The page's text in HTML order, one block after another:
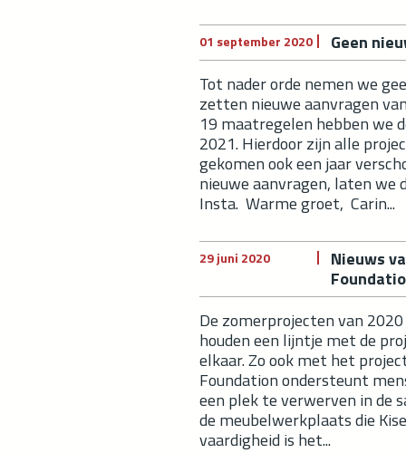
01 september 2020
Geen
Tot nader orde nemen we
zetten nieuwe aanvragen
19 maatregelen hebben we
2021. Hierdoor zijn alle
gekomen ook een jaar
nieuwe aanvragen, laten
Insta. Warme groet, Carin...
29 juni 2020
Nieuws
De zomerprojecten van
houden een lijntje met de
elkaar. Zo ook met het
Foundation ondersteunt
een plek te verwerven in de
de meubelwerkplaats die
vaardigheid is het...